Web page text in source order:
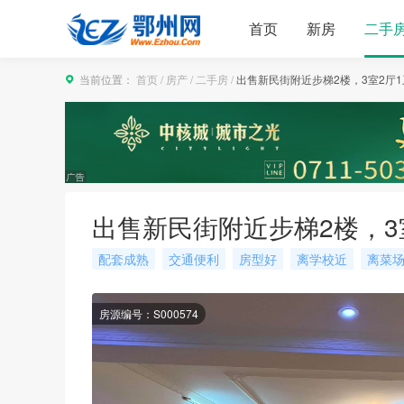
首页 新房 二手
当前位置： 首页 / 房产/ 二手房/出售新民街附近步梯2楼，3室2厅
出售新民街附近步梯2楼，
配套成熟 交通便利 房型好 离学校近 离菜
房源编号：S000574